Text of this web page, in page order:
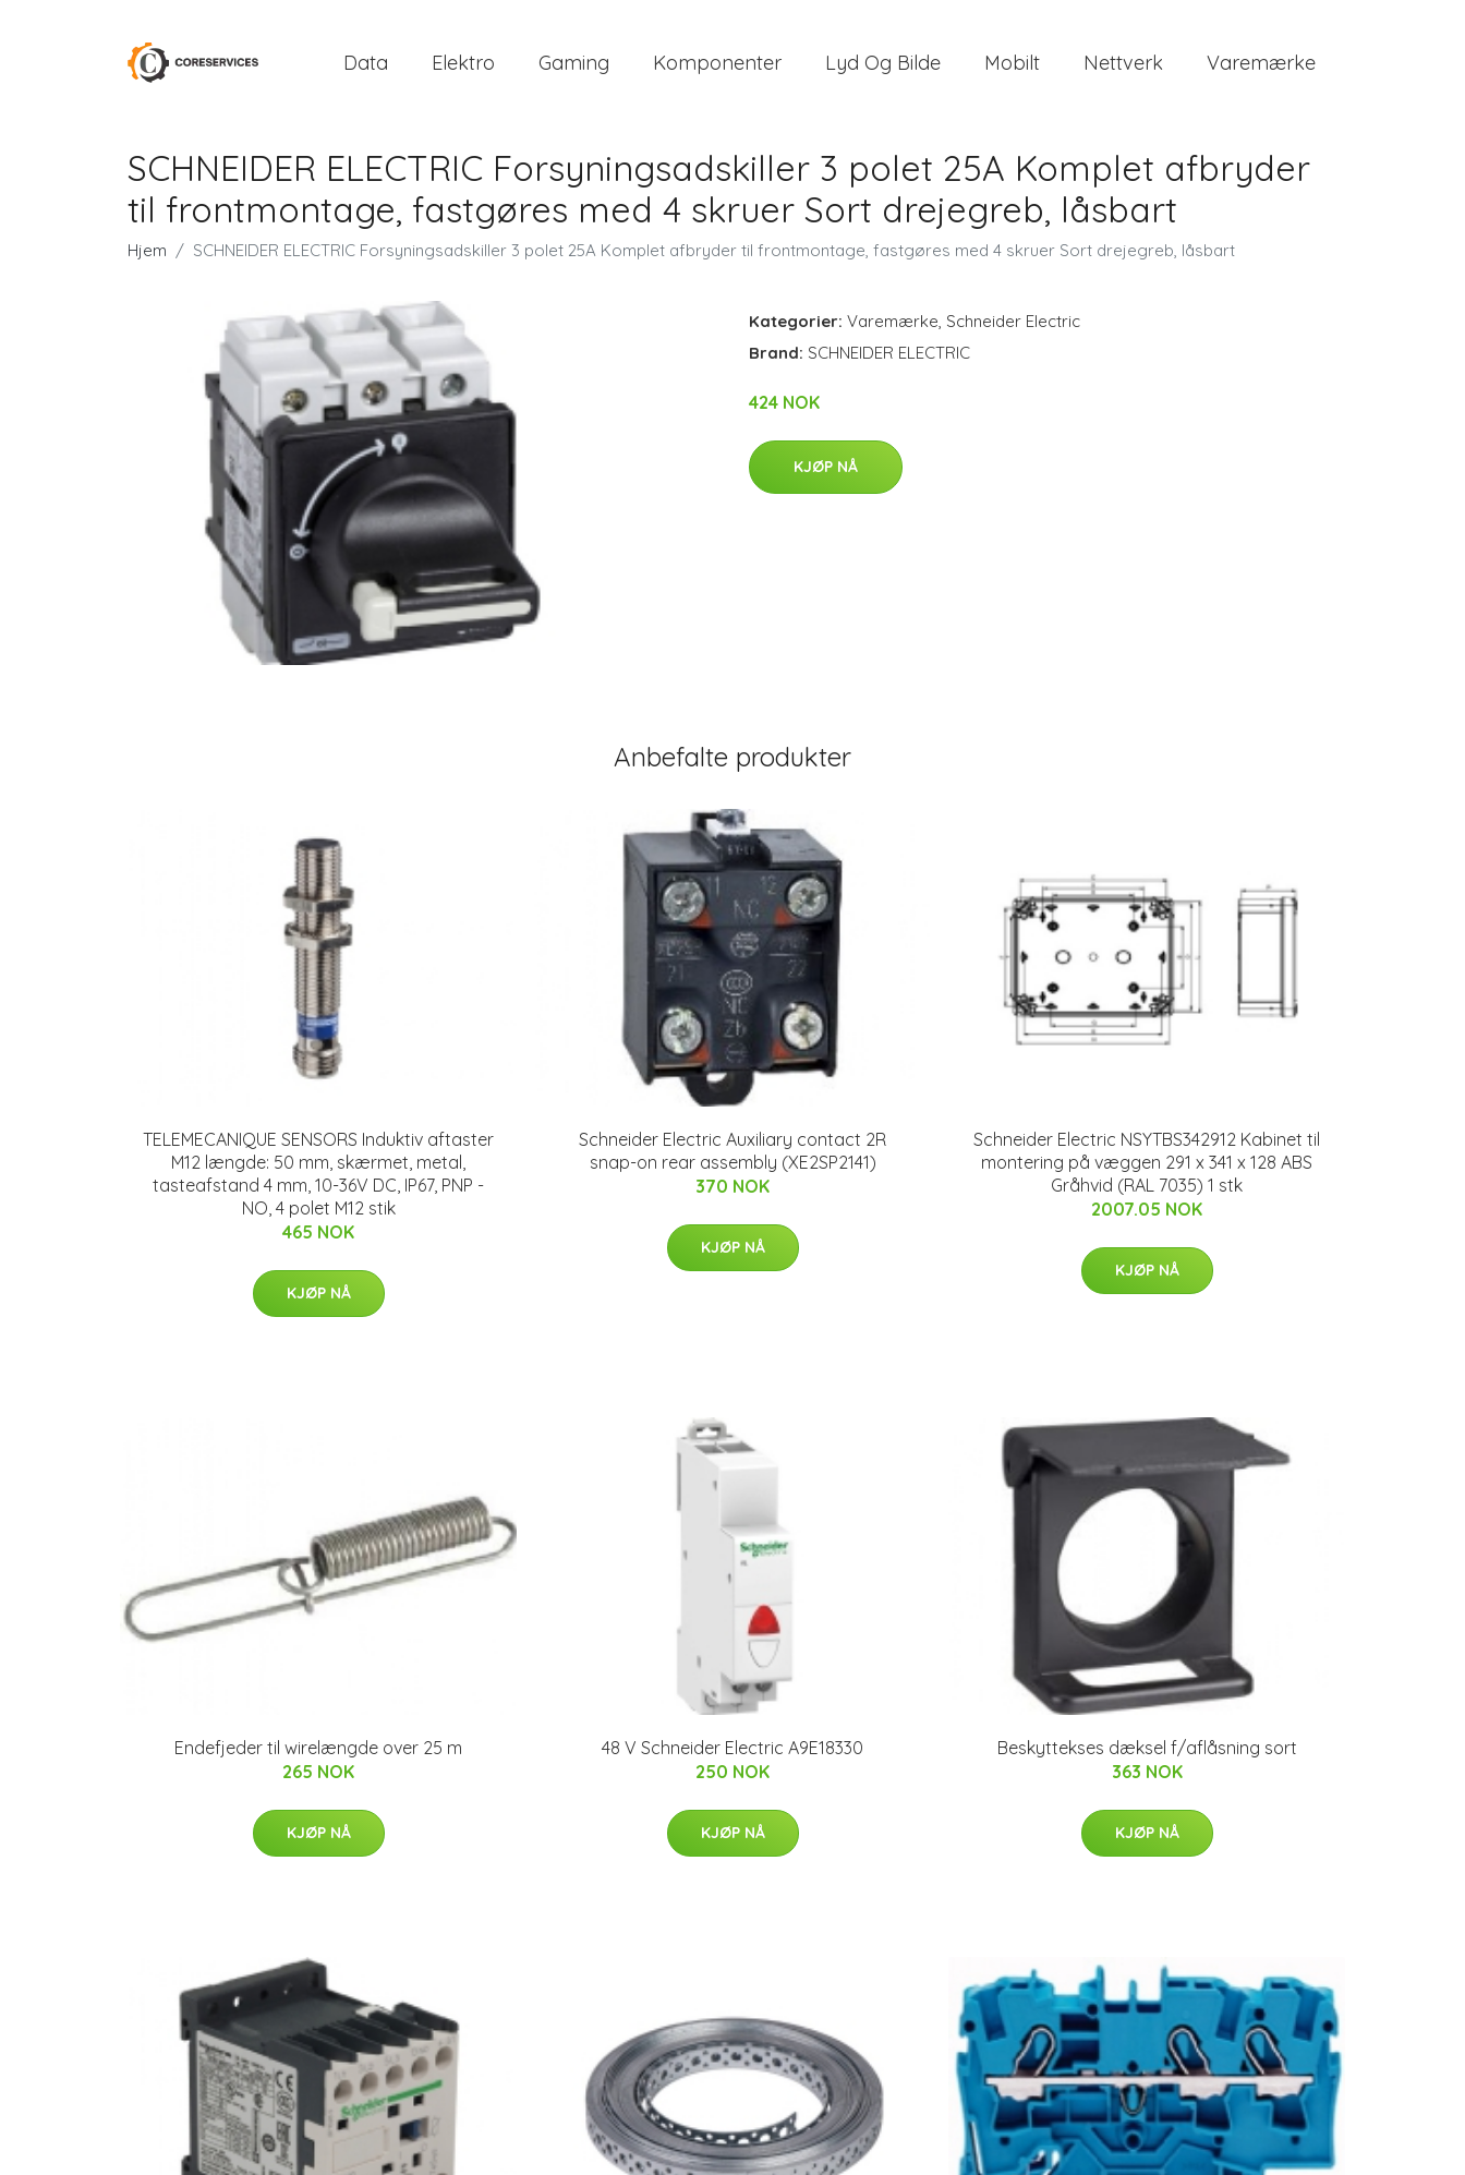
Data Elektro Gaming Komponenter Lyd Og Bilde Mobilt Nettverk Varemærke
SCHNEIDER ELECTRIC Forsyningsadskiller 3 polet 25A Komplet afbryder
til frontmontage, fastgøres med 4 skruer Sort drejegreb, låsbart
Hjem SCHNEIDER ELECTRIC Forsyningsadskiller 3 polet 25A Komplet afbryder til frontmontage, fastgøres med 4 skruer Sort drejegreb, låsbart
Kategorier: Varemærke, Schneider Electric
Brand: SCHNEIDER ELECTRIC
424 NOK
KJØP NÅ
Anbefalte produkter
TELEMECANIQUE SENSORS Induktiv aftaster
M12 længde: 50 mm, skærmet, metal,
tasteafstand 4 mm, 10-36V DC, IP67, PNP -
NO, 4 polet M12 stik
465 NOK
KJØP NÅ
Schneider Electric Auxiliary contact 2R
snap-on rear assembly (XE2SP2141)
370 NOK
KJØP NÅ
Schneider Electric NSYTBS342912 Kabinet til
montering på væggen 291 x 341 x 128 ABS
Gråhvid (RAL 7035) 1 stk
2007.05 NOK
KJØP NÅ
Endefjeder til wirelængde over 25 m
265 NOK
KJØP NÅ
48 V Schneider Electric A9E18330
250 NOK
KJØP NÅ
Beskyttekses dæksel f/aflåsning sort
363 NOK
KJØP NÅ